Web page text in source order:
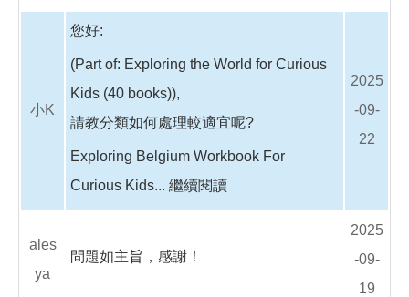
小K
您好:
(Part of: Exploring the World for Curious
Kids (40 books)),
請教分類如何處理較適宜呢?
Exploring Belgium Workbook For
Curious Kids... 繼續閱讀
2025
-09-
22
ales
ya
問題如主旨，感謝！
2025
-09-
19